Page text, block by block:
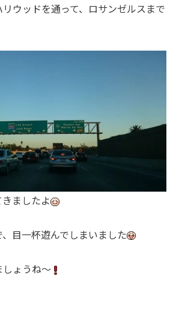
ウッドを通って、ロサンゼルスまで
ましたよ
目一杯遊んでしまいました
ょうね～